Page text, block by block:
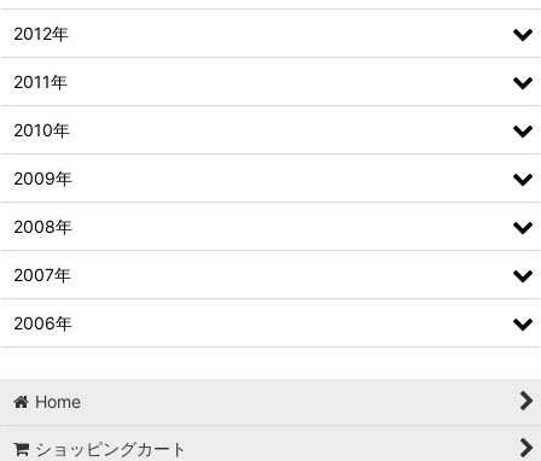
2012年
2011年
2010年
2009年
2008年
2007年
2006年
Home
ショッピングカート